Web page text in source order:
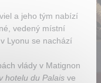
a jeho tým nabízí
vedený místní
Lyonu se nachází
vlády v Matignon
v hotelu du Palaisve